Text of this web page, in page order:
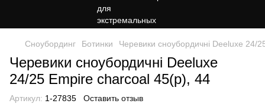
Сноубординг Ботинки Черевики сноубордичні Deeluxe 24/
Черевики сноубордичні Deeluxe
24/25 Empire charcoal 45(р), 44
Артикул: 1-27835 Оставить отзыв